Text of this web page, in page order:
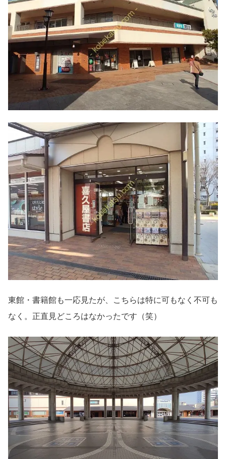
東館・書籍館も一応見たが、こちらは特に可もなく不可も
なく。正直見どころはなかったです（笑）